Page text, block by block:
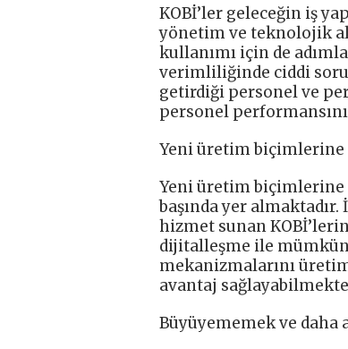
KOBİ’ler geleceğin iş
yönetim ve teknolojik
kullanımı için de
verimliliğinde ciddi
getirdiği personel ve
personel
Yeni üretim biçimlerine
Yeni üretim biçimlerine
başında yer
hizmet sunan
dijitalleşme ile
mekanizmalarını
avantaj
Büyüyememek ve daha